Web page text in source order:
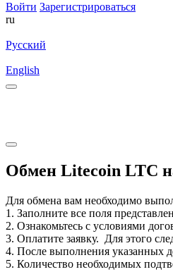
Войти Зарегистрироваться
ru
Русский
English
Обмен Litecoin LTC
Для обмена вам необходимо
1. Заполните все поля
2. Ознакомьтесь с условиями
3. Оплатите заявку. Для этого
4. После выполнения указанных
5. Количество необходимых